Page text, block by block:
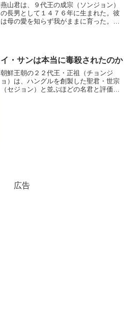
燕山君は、９代王の成宗（ソンジョン）
の長男として１４７６年に生まれた。彼
は母の愛を知らず我がままに育った。実
イ・サンは本当に毒殺されたのか
朝鮮王朝の２２代王・正祖（チョンジ
ョ）は、ハングルを創製した聖君・世宗
（セジョン）と並ぶほどの名君と評価さ
広告